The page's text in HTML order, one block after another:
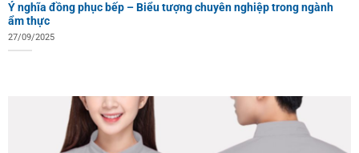
Ý nghĩa đồng phục bếp – Biểu tượng chuyên nghiệp trong ngành
ẩm thực
27/09/2025